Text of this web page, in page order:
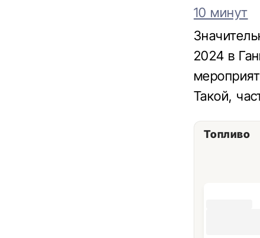
10 минут
2024 в
Такой,
Топливо